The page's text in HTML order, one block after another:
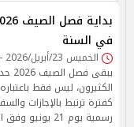
في السنة
الخميس 23/أبريل/2026 - 03:30 م
الكثيرون، ليس فقط
كفترة ترتبط بالإجازات
رسمية يوم 21 يونيو وفق الحسابات الفلكية.